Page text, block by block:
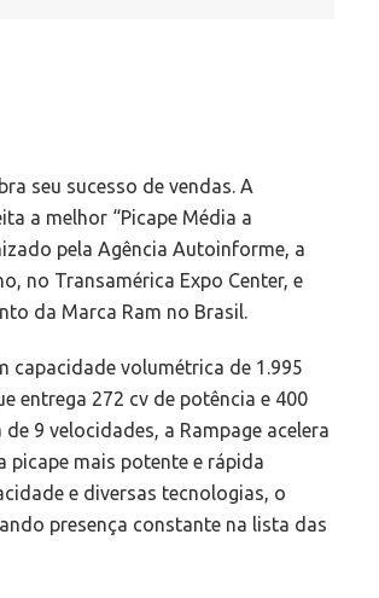
seu sucesso de vendas. A
a melhor “Picape Média a
pela Agência Autoinforme, a
no Transamérica Expo Center, e
da Marca Ram no Brasil.
capacidade volumétrica de 1.995
entrega 272 cv de potência e 400
9 velocidades, a Rampage acelera
picape mais potente e rápida
e diversas tecnologias, o
presença constante na lista das